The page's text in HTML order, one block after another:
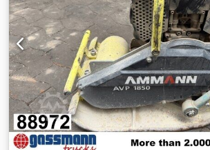
traces d’utilisation normales.
• Fabricant : AMMANN • Modèle : AVP
fabrication : 1999 • Moteur : HATZ Diesel
Sifyonfjck • Type de moteur : 1B30-6 •
Poids de service : 190 kg • Démarrage
en Allemagne Applications : • compactage
travaux de pavage • travaux routiers •
et du lit de pose • tranchées et
d’occasion complète. Moteur HATZ –
et réputée.